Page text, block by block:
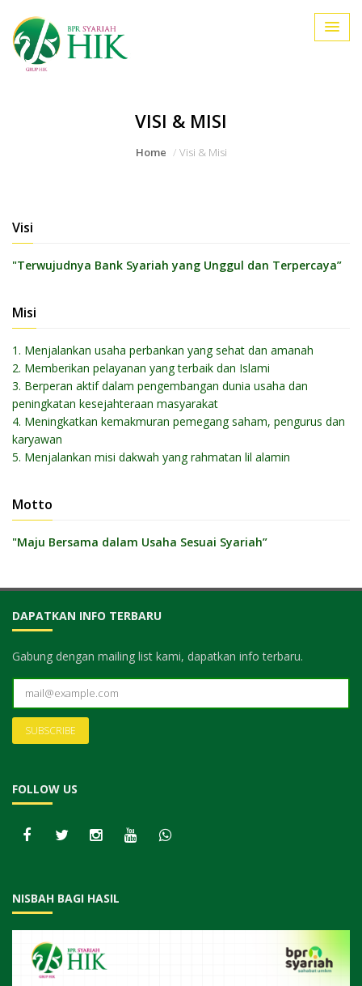
VISI & MISI
Home Visi & Misi
Visi
"Terwujudnya Bank Syariah yang Unggul dan Terpercaya”
Misi
1. Menjalankan usaha perbankan yang sehat dan amanah
2. Memberikan pelayanan yang terbaik dan Islami
3. Berperan aktif dalam pengembangan dunia usaha dan
peningkatan kesejahteraan masyarakat
4. Meningkatkan kemakmuran pemegang saham, pengurus dan
karyawan
5. Menjalankan misi dakwah yang rahmatan lil alamin
Motto
"Maju Bersama dalam Usaha Sesuai Syariah”
DAPATKAN INFO TERBARU
Gabung dengan mailing list kami, dapatkan info terbaru.
FOLLOW US
NISBAH BAGI HASIL